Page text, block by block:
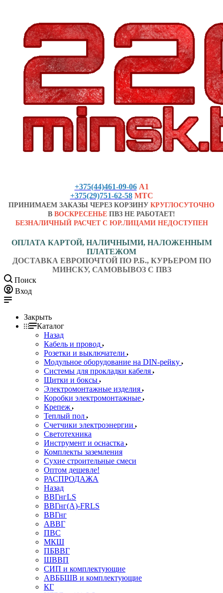
+375(44)461-09-06 А1
+375(29)751-62-58 МТС
ПРИНИМАЕМ ЗАКАЗЫ ЧЕРЕЗ КОРЗИНУ КРУГЛОСУТОЧНО
В ВОСКРЕСЕНЬЕ ПВЗ НЕ РАБОТАЕТ!
БЕЗНАЛИЧНЫЙ РАСЧЕТ С ЮР.ЛИЦАМИ НЕДОСТУПЕН
ОПЛАТА КАРТОЙ, НАЛИЧНЫМИ, НАЛОЖЕННЫМ
ПЛАТЕЖОМ
ДОСТАВКА ЕВРОПОЧТОЙ ПО Р.Б., КУРЬЕРОМ ПО
МИНСКУ, САМОВЫВОЗ С ПВЗ
Поиск
Вход
Закрыть
Каталог
Назад
Кабель и провод
Розетки и выключатели
Модульное оборудование на DIN-рейку
Системы для прокладки кабеля
Щитки и боксы
Электромонтажные изделия
Коробки электромонтажные
Крепеж
Теплый пол
Счетчики электроэнергии
Светотехника
Инструмент и оснастка
Комплекты заземления
Сухие строительные смеси
Оптом дешевле!
РАСПРОДАЖА
Назад
ВВГнгLS
ВВГнг(А)-FRLS
ВВГнг
АВВГ
ПВС
МКШ
ПБВВГ
ШВВП
СИП и комплектующие
АВББШВ и комплектующие
КГ